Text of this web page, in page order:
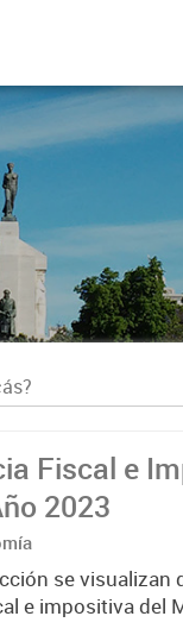
Fiscal e
2023
se visualizan
e impositiva del